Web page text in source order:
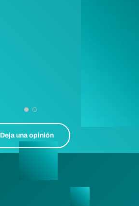
Deja una opinión